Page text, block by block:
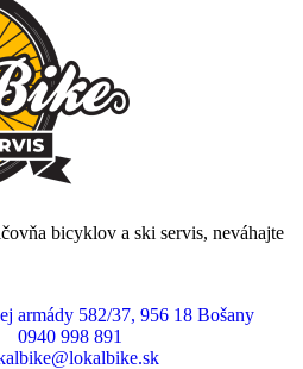
bicyklov a ski servis, neváhajte
armády 582/37, 956 18 Bošany
0940 998 891